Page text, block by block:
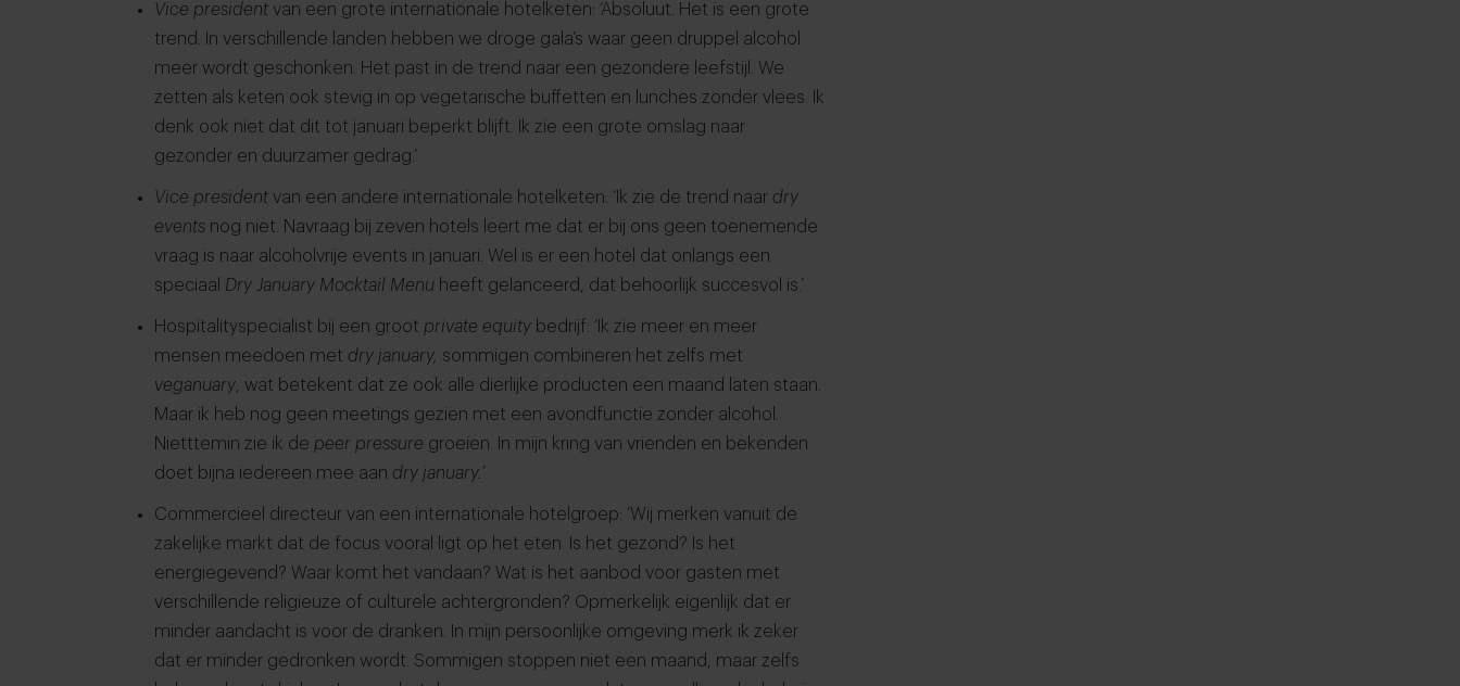
Vice president van een grote internationale hotelketen: ‘Absoluut. Het is een grote
trend. In verschillende landen hebben we droge gala’s waar geen druppel alcohol
meer wordt geschonken. Het past in de trend naar een gezondere leefstijl. We
zetten als keten ook stevig in op vegetarische buffetten en lunches zonder vlees. Ik
denk ook niet dat dit tot januari beperkt blijft. Ik zie een grote omslag naar
gezonder en duurzamer gedrag.’
Vice president van een andere internationale hotelketen: ‘Ik zie de trend naar dry
events nog niet. Navraag bij zeven hotels leert me dat er bij ons geen toenemende
vraag is naar alcoholvrije events in januari. Wel is er een hotel dat onlangs een
speciaal Dry January Mocktail Menu heeft gelanceerd, dat behoorlijk succesvol is.’
Hospitalityspecialist bij een groot private equity bedrijf: ‘Ik zie meer en meer
mensen meedoen met dry january, sommigen combineren het zelfs met
veganuary , wat betekent dat ze ook alle dierlijke producten een maand laten staan.
Maar ik heb nog geen meetings gezien met een avondfunctie zonder alcohol.
Nietttemin zie ik de peer pressure groeien. In mijn kring van vrienden en bekenden
doet bijna iedereen mee aan dry january.’
Commercieel directeur van een internationale hotelgroep: ‘Wij merken vanuit de
zakelijke markt dat de focus vooral ligt op het eten. Is het gezond? Is het
energiegevend? Waar komt het vandaan? Wat is het aanbod voor gasten met
verschillende religieuze of culturele achtergronden? Opmerkelijk eigenlijk dat er
minder aandacht is voor de dranken. In mijn persoonlijke omgeving merk ik zeker
dat er minder gedronken wordt. Sommigen stoppen niet een maand, maar zelfs